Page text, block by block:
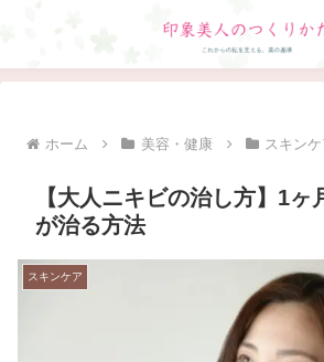
ホーム 美容・健康 スキンケ
【大人ニキビの治し方】1ヶ
が治る方法
スキンケア